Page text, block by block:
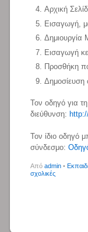
Αρχική
Εισαγωγή,
Δημιουργία
Εισαγωγή
Προσθήκη
Δημοσίευση
Τον οδηγό για
διεύθυνση:
Τον ίδιο οδηγό
σύνδεσμο:
Από admin •
σχολικές